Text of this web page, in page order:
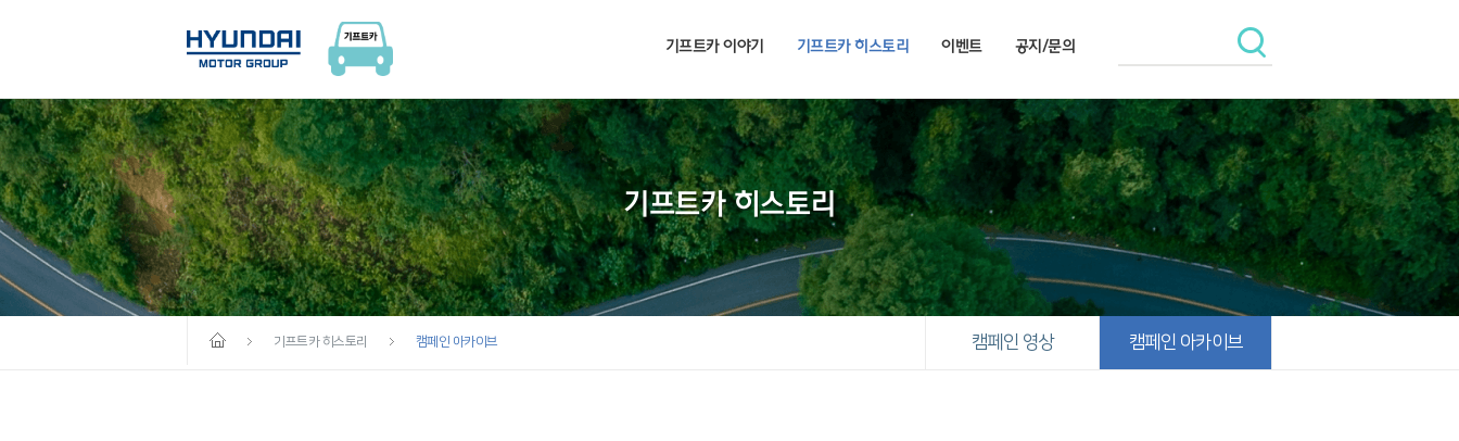
기프트카 이야기 기프트카 히스토리 이벤트 공지/문의
기프트카 히스토리
기프트카 히스토리 캠페인 아카이브 캠페인 영상 캠페인 아카이브